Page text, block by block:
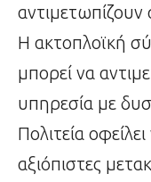
Η ακτοπλοϊκή
μπορεί να
υπηρεσία με
Πολιτεία
αξιόπιστες